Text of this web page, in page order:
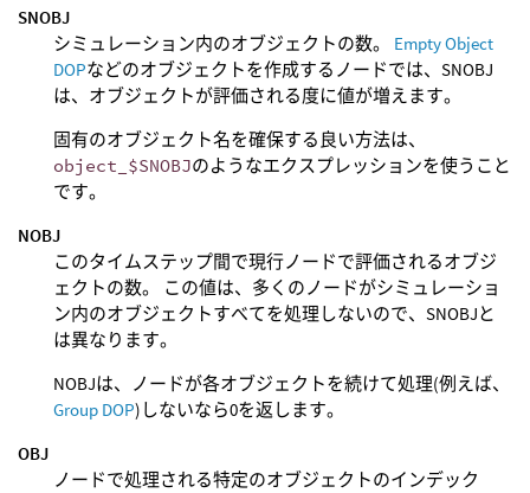
SNOBJ
シミュレーション内のオブジェクトの数。 Empty Object
DOPなどのオブジェクトを作成するノードでは、SNOBJ
は、オブジェクトが評価される度に値が増えます。
固有のオブジェクト名を確保する良い方法は、
object_$SNOBJのようなエクスプレッションを使うこと
です。
NOBJ
このタイムステップ間で現行ノードで評価されるオブジ
ェクトの数。 この値は、多くのノードがシミュレーショ
ン内のオブジェクトすべてを処理しないので、SNOBJと
は異なります。
NOBJは、ノードが各オブジェクトを続けて処理(例えば、
Group DOP)しないなら0を返します。
OBJ
ノードで処理される特定のオブジェクトのインデック